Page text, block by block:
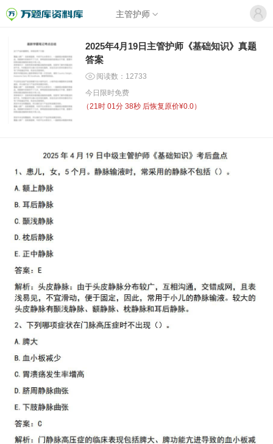
主管护师
2025年4月19日主管护师《基础知识》真题
答案
阅读数：12733
今日限时免费
（21时 01分 38秒 后恢复原价¥0.0）